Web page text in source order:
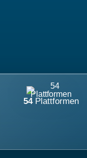
54 Plattformen